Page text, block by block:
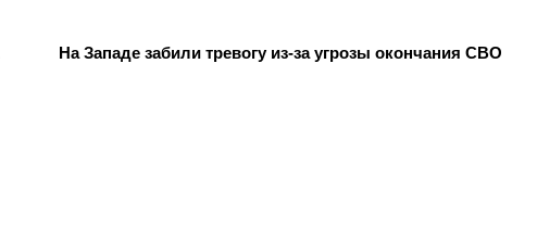
На Западе забили тревогу из-за угрозы окончания СВО